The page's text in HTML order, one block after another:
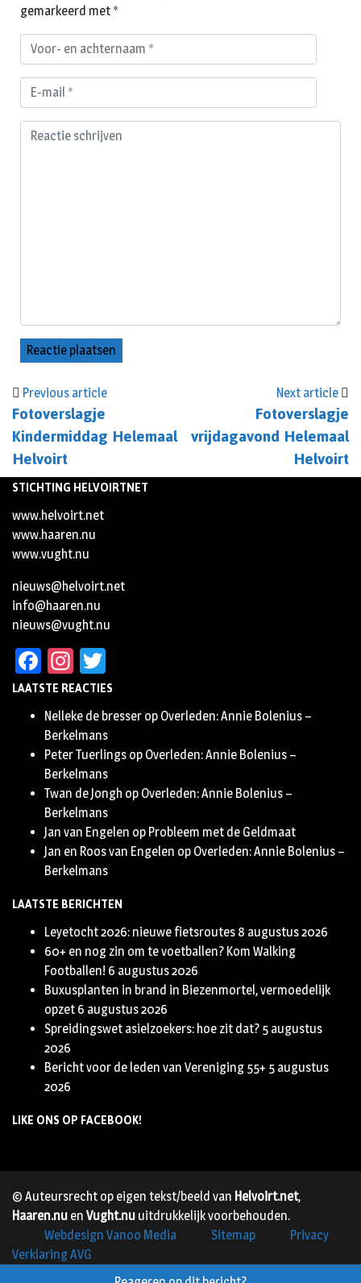
Previous article
Fotoverslagje
Kindermiddag Helemaal
Helvoirt
Next article
Fotoverslagje
vrijdagavond Helemaal
Helvoirt
gemarkeerd met *
STICHTING HELVOIRTNET
www.helvoirt.net
www.haaren.nu
www.vught.nu
nieuws@helvoirt.net
info@haaren.nu
nieuws@vught.nu
Facebook
Instagram
LAATSTE REACTIES
Nelleke de bresser op Overleden: Annie Bolenius –
Berkelmans
Peter Tuerlings op Overleden: Annie Bolenius –
Berkelmans
Twan de Jongh op Overleden: Annie Bolenius –
Berkelmans
Jan van Engelen op Probleem met de Geldmaat
Jan en Roos van Engelen op Overleden: Annie Bolenius –
Berkelmans
LAATSTE BERICHTEN
Leyetocht 2026: nieuwe fietsroutes 8 augustus 2026
60+ en nog zin om te voetballen? Kom Walking
Footballen! 6 augustus 2026
Buxusplanten in brand in Biezenmortel, vermoedelijk
opzet 6 augustus 2026
Spreidingswet asielzoekers: hoe zit dat? 5 augustus
2026
Bericht voor de leden van Vereniging 55+ 5 augustus
2026
LIKE ONS OP FACEBOOK!
© Auteursrecht op eigen tekst/beeld van Helvoirt.net,
Haaren.nu en Vught.nu uitdrukkelijk voorbehouden.
Webdesign Vanoo Media
Sitemap
Privacy
Verklaring AVG